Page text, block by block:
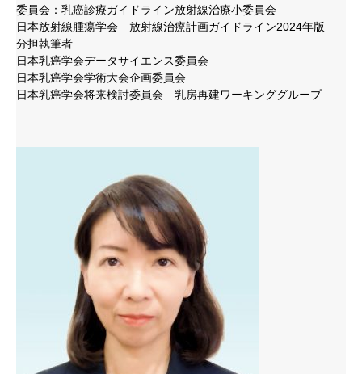
委員会：乳癌診療ガイドライン放射線治療小委員会
日本放射線腫瘍学会 放射線治療計画ガイドライン2024年版
分担執筆者
日本乳癌学会データサイエンス委員会
日本乳癌学会学術大会企画委員会
日本乳癌学会将来検討委員会 乳房再建ワーキンググループ